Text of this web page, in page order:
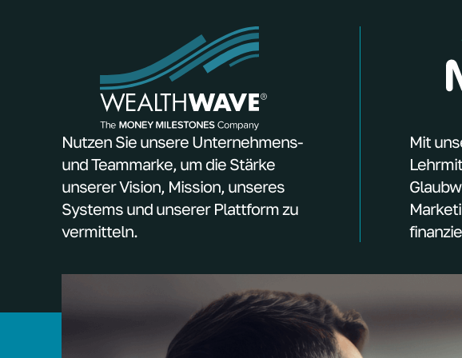
Nutzen Sie unsere Unternehmens-
und Teammarke, um die Stärke
unserer Vision, Mission, unseres
Systems und unserer Plattform zu
vermitteln.
Mit